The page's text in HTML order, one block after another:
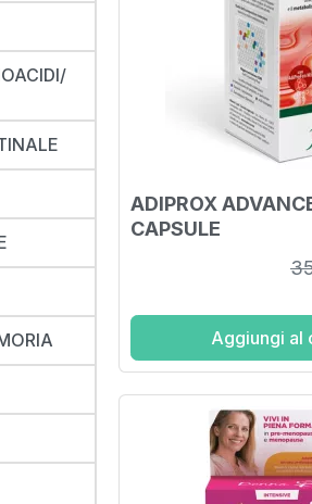
ADIPROX
CAPSULE
Aggiungi al